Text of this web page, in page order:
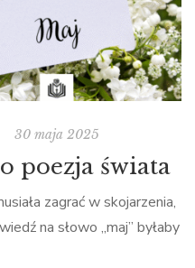
30 maja 2025
poezja świata
zagrać w skojarzenia,
na słowo „maj” byłaby